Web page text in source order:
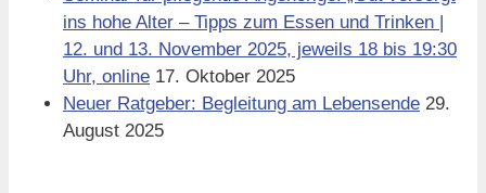
ins hohe Alter – Tipps zum Essen und Trinken |
12. und 13. November 2025, jeweils 18 bis 19:30
Uhr, online 17. Oktober 2025
Neuer Ratgeber: Begleitung am Lebensende 29.
August 2025